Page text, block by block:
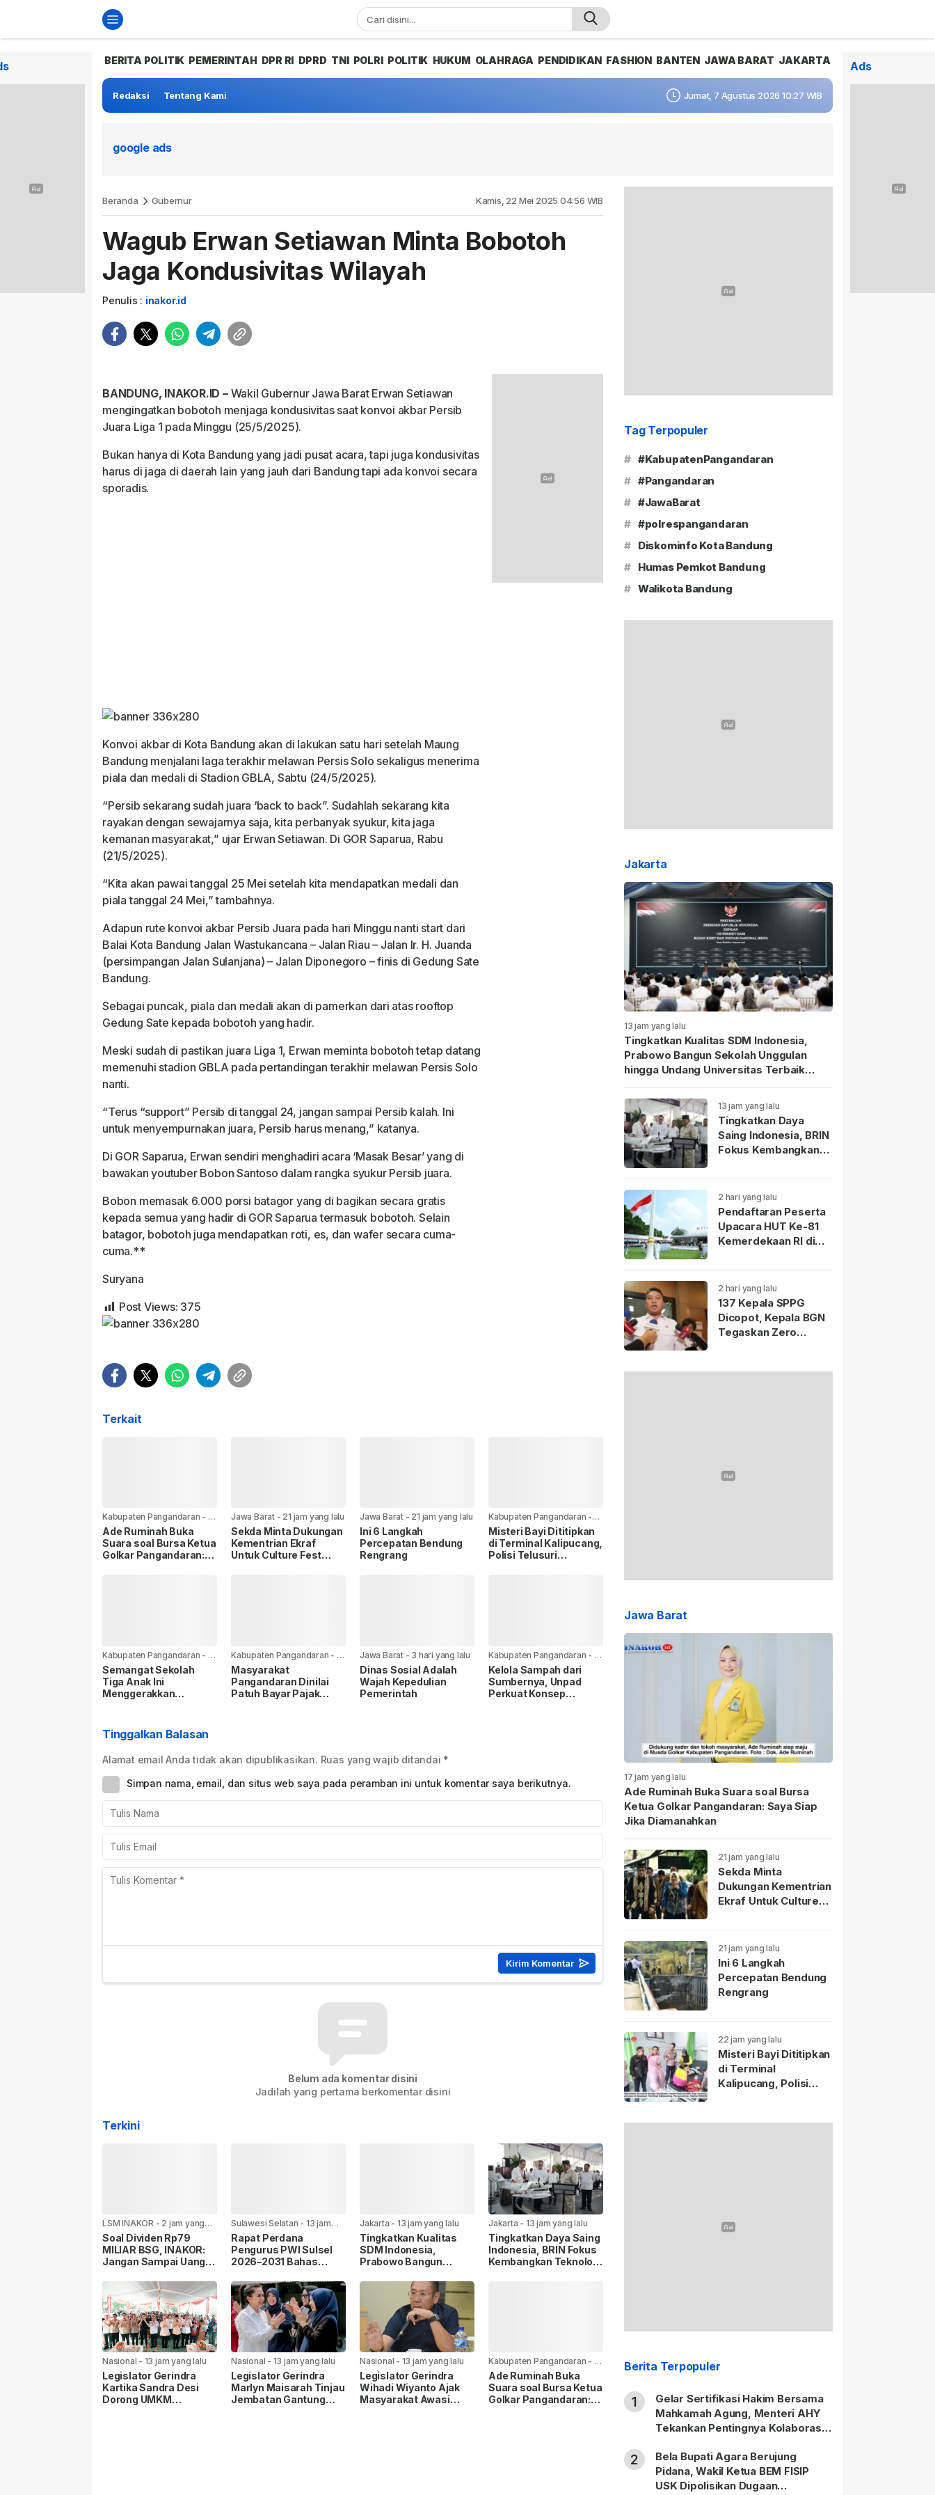
BERITA POLITIK PEMERINTAH DPR RI DPRD TNI POLRI POLITIK HUKUM OLAHRAGA PENDIDIKAN FASHION BANTEN JAWA BARAT JAKARTA
Redaksi Tentang Kami Jumat, 7 Agustus 2026 10:27 WIB
google ads
Beranda Gubernur Kamis, 22 Mei 2025 04:56 WIB
Wagub Erwan Setiawan Minta Bobotoh
Jaga Kondusivitas Wilayah
Penulis : inakor.id
BANDUNG, INAKOR.ID – Wakil Gubernur Jawa Barat Erwan Setiawan
mengingatkan bobotoh menjaga kondusivitas saat konvoi akbar Persib
Juara Liga 1 pada Minggu (25/5/2025).
Bukan hanya di Kota Bandung yang jadi pusat acara, tapi juga kondusivitas
harus di jaga di daerah lain yang jauh dari Bandung tapi ada konvoi secara
sporadis.
Konvoi akbar di Kota Bandung akan di lakukan satu hari setelah Maung
Bandung menjalani laga terakhir melawan Persis Solo sekaligus menerima
piala dan medali di Stadion GBLA, Sabtu (24/5/2025).
“Persib sekarang sudah juara ‘back to back”. Sudahlah sekarang kita
rayakan dengan sewajarnya saja, kita perbanyak syukur, kita jaga
kemanan masyarakat,” ujar Erwan Setiawan. Di GOR Saparua, Rabu
(21/5/2025).
“Kita akan pawai tanggal 25 Mei setelah kita mendapatkan medali dan
piala tanggal 24 Mei,” tambahnya.
Adapun rute konvoi akbar Persib Juara pada hari Minggu nanti start dari
Balai Kota Bandung Jalan Wastukancana – Jalan Riau – Jalan Ir. H. Juanda
(persimpangan Jalan Sulanjana) – Jalan Diponegoro – finis di Gedung Sate
Bandung.
Sebagai puncak, piala dan medali akan di pamerkan dari atas rooftop
Gedung Sate kepada bobotoh yang hadir.
Meski sudah di pastikan juara Liga 1, Erwan meminta bobotoh tetap datang
memenuhi stadion GBLA pada pertandingan terakhir melawan Persis Solo
nanti.
“Terus “support” Persib di tanggal 24, jangan sampai Persib kalah. Ini
untuk menyempurnakan juara, Persib harus menang,” katanya.
Di GOR Saparua, Erwan sendiri menghadiri acara ‘Masak Besar’ yang di
bawakan youtuber Bobon Santoso dalam rangka syukur Persib juara.
Bobon memasak 6.000 porsi batagor yang di bagikan secara gratis
kepada semua yang hadir di GOR Saparua termasuk bobotoh. Selain
batagor, bobotoh juga mendapatkan roti, es, dan wafer secara cuma-
cuma.**
Suryana
Post Views: 375
Terkait
Kabupaten Pangandaran - 17
jam yang lalu
Ade Ruminah Buka
Suara soal Bursa Ketua
Golkar Pangandaran:
Jawa Barat - 21 jam yang lalu
Sekda Minta Dukungan
Kementrian Ekraf
Untuk Culture Fest
Jawa Barat - 21 jam yang lalu
Ini 6 Langkah
Percepatan Bendung
Rengrang
Kabupaten Pangandaran -
22 jam yang lalu
Misteri Bayi Dititipkan
di Terminal Kalipucang,
Polisi Telusuri
Kabupaten Pangandaran - 2
hari yang lalu
Semangat Sekolah
Tiga Anak Ini
Menggerakkan
Turun Tangan
Kabupaten Pangandaran - 2
hari yang lalu
Masyarakat
Pangandaran Dinilai
Patuh Bayar Pajak
Jawa Barat - 3 hari yang lalu
Dinas Sosial Adalah
Wajah Kepedulian
Pemerintah
Kabupaten Pangandaran - 4
hari yang lalu
Kelola Sampah dari
Sumbernya, Unpad
Perkuat Konsep
Tinggalkan Balasan
Alamat email Anda tidak akan dipublikasikan. Ruas yang wajib ditandai *
Simpan nama, email, dan situs web saya pada peramban ini untuk komentar saya berikutnya.
Belum ada komentar disini
Jadilah yang pertama berkomentar disini
Terkini
LSM INAKOR - 2 jam yang
lalu
Soal Dividen Rp79
MILIAR BSG, INAKOR:
Jangan Sampai Uang
Dalam Ruang Politik
Sulawesi Selatan - 13 jam
yang lalu
Rapat Perdana
Pengurus PWI Sulsel
2026–2031 Bahas
Sinkronisasi Program,
dan Persiapan
Porwanas 2027
Jakarta - 13 jam yang lalu
Tingkatkan Kualitas
SDM Indonesia,
Prabowo Bangun
hingga Undang
Universitas Terbaik
Dunia.
Jakarta - 13 jam yang lalu
Tingkatkan Daya Saing
Indonesia, BRIN Fokus
Kembangkan Teknologi
Nasional - 13 jam yang lalu
Legislator Gerindra
Kartika Sandra Desi
Dorong UMKM
Nasional - 13 jam yang lalu
Legislator Gerindra
Marlyn Maisarah Tinjau
Jembatan Gantung
Nasional - 13 jam yang lalu
Legislator Gerindra
Wihadi Wiyanto Ajak
Masyarakat Awasi
Kabupaten Pangandaran - 17
jam yang lalu
Ade Ruminah Buka
Suara soal Bursa Ketua
Golkar Pangandaran:
Tag Terpopuler
# #KabupatenPangandaran
# #Pangandaran
# #JawaBarat
# #polrespangandaran
# Diskominfo Kota Bandung
# Humas Pemkot Bandung
# Walikota Bandung
Jakarta
13 jam yang lalu
Tingkatkan Kualitas SDM Indonesia,
Prabowo Bangun Sekolah Unggulan
hingga Undang Universitas Terbaik
13 jam yang lalu
Tingkatkan Daya
Saing Indonesia, BRIN
Fokus Kembangkan
2 hari yang lalu
Pendaftaran Peserta
Upacara HUT Ke-81
Kemerdekaan RI di
5 Agustus 2026.
2 hari yang lalu
137 Kepala SPPG
Dicopot, Kepala BGN
Tegaskan Zero
Jawa Barat
17 jam yang lalu
Ade Ruminah Buka Suara soal Bursa
Ketua Golkar Pangandaran: Saya Siap
Jika Diamanahkan
21 jam yang lalu
Sekda Minta
Dukungan Kementrian
Ekraf Untuk Culture
21 jam yang lalu
Ini 6 Langkah
Percepatan Bendung
Rengrang
22 jam yang lalu
Misteri Bayi Dititipkan
di Terminal
Kalipucang, Polisi
Berita Terpopuler
1
Gelar Sertifikasi Hakim Bersama
Mahkamah Agung, Menteri AHY
Tekankan Pentingnya Kolaborasi
Masyarakat
2
Bela Bupati Agara Berujung
Pidana, Wakil Ketua BEM FISIP
USK Dipolisikan Dugaan
Ads